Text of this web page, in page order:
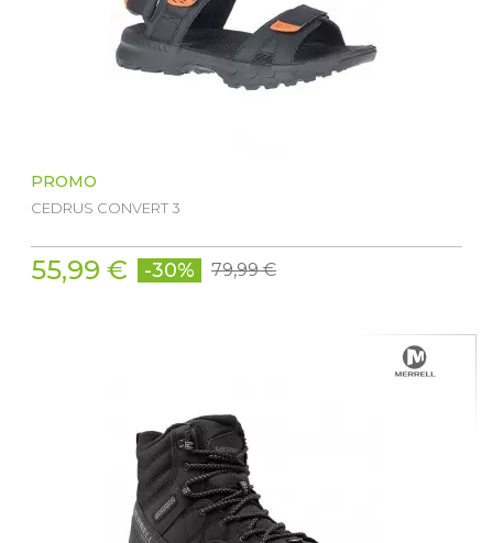
PROMO
CEDRUS CONVERT 3
55,99 € -30% 79,99 €